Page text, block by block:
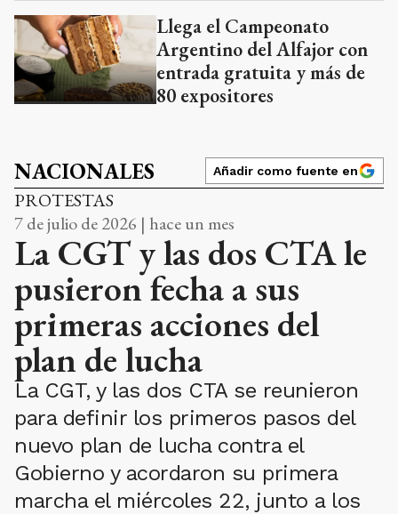
Llega el Campeonato
Argentino del Alfajor con
entrada gratuita y más de
80 expositores
NACIONALES Añadir como fuente en
PROTESTAS
7 de julio de 2026 | hace un mes
La CGT y las dos CTA le
pusieron fecha a sus
primeras acciones del
plan de lucha
La CGT, y las dos CTA se reunieron
para definir los primeros pasos del
nuevo plan de lucha contra el
Gobierno y acordaron su primera
marcha el miércoles 22, junto a los